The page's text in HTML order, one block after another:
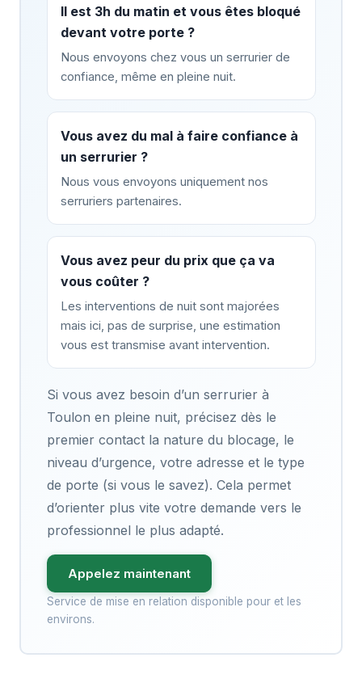
Il est 3h du matin et vous êtes bloqué
devant votre porte ?
Nous envoyons chez vous un serrurier de
confiance, même en pleine nuit.
Vous avez du mal à faire confiance à
un serrurier ?
Nous vous envoyons uniquement nos
serruriers partenaires.
Vous avez peur du prix que ça va
vous coûter ?
Les interventions de nuit sont majorées
mais ici, pas de surprise, une estimation
vous est transmise avant intervention.
Si vous avez besoin d’un serrurier à
Toulon en pleine nuit, précisez dès le
premier contact la nature du blocage, le
niveau d’urgence, votre adresse et le type
de porte (si vous le savez). Cela permet
d’orienter plus vite votre demande vers le
professionnel le plus adapté.
Appelez maintenant
Service de mise en relation disponible pour et les
environs.